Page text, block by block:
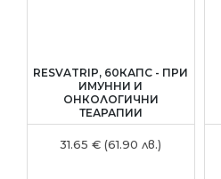
RESVATRIP, 60КАПС - ПРИ
ИМУННИ И
ОНКОЛОГИЧНИ
ТЕАРАПИИ
31.65 € (61.90 лв.)